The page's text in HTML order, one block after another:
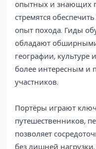
опытных и знающих
стремятся
опыт похода. Гиды
обладают
географии, культуре
более интересным и
участников.
Портёры играют
путешественников,
позволяет
без лишней